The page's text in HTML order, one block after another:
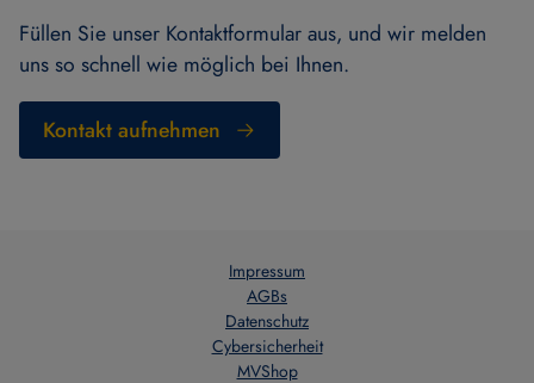
Füllen Sie unser Kontaktformular aus, und wir melden
uns so schnell wie möglich bei Ihnen.
Kontakt aufnehmen
Impressum
AGBs
Datenschutz
Cybersicherheit
MVShop